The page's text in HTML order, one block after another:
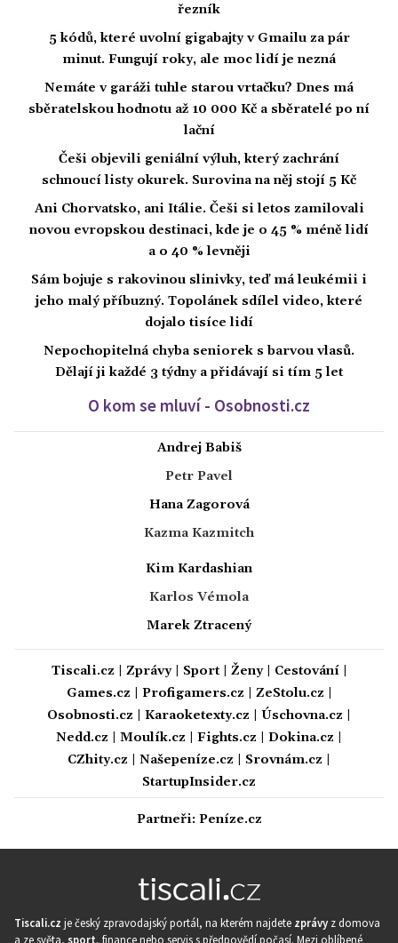
řezník
5 kódů, které uvolní gigabajty v Gmailu za pár
minut. Fungují roky, ale moc lidí je nezná
Nemáte v garáži tuhle starou vrtačku? Dnes má
sběratelskou hodnotu až 10 000 Kč a sběratelé po ní
lační
Češi objevili geniální výluh, který zachrání
schnoucí listy okurek. Surovina na něj stojí 5 Kč
Ani Chorvatsko, ani Itálie. Češi si letos zamilovali
novou evropskou destinaci, kde je o 45 % méně lidí
a o 40 % levněji
Sám bojuje s rakovinou slinivky, teď má leukémii i
jeho malý příbuzný. Topolánek sdílel video, které
dojalo tisíce lidí
Nepochopitelná chyba seniorek s barvou vlasů.
Dělají ji každé 3 týdny a přidávají si tím 5 let
O kom se mluví - Osobnosti.cz
Andrej Babiš
Petr Pavel
Hana Zagorová
Kazma Kazmitch
Kim Kardashian
Karlos Vémola
Marek Ztracený
Tiscali.cz Zprávy| Sport| Ženy| Cestování|
Games.cz
Profigamers.cz ZeStolu.cz
Osobnosti.cz
Karaoketexty.cz Úschovna.cz
Nedd.cz
Moulík.cz Fights.cz Dokina.cz
CZhity.cz
Našepeníze.cz Srovnám.cz
StartupInsider.cz
Partneři: Peníze.cz
Tiscali.cz je český zpravodajský portál, na kterém najdete zprávy z domova
a ze světa, sport, finance nebo servis s předpovědí počasí. Mezi oblíbené